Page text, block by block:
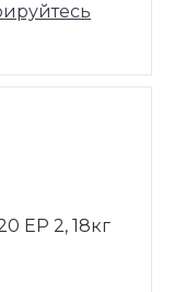
ЕР 2, 18кг